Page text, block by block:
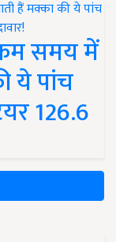
समय में
ये पांच
126.6